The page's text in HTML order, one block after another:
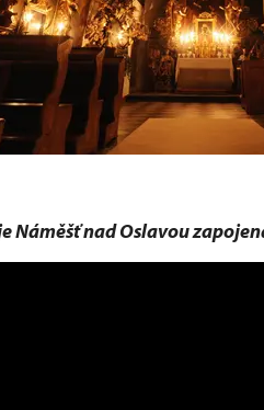
Náměšť nad Oslavou